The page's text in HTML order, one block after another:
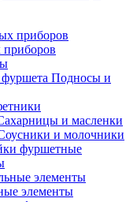
приборов
Подносы и
и масленки
и молочники
фуршетные
элементы